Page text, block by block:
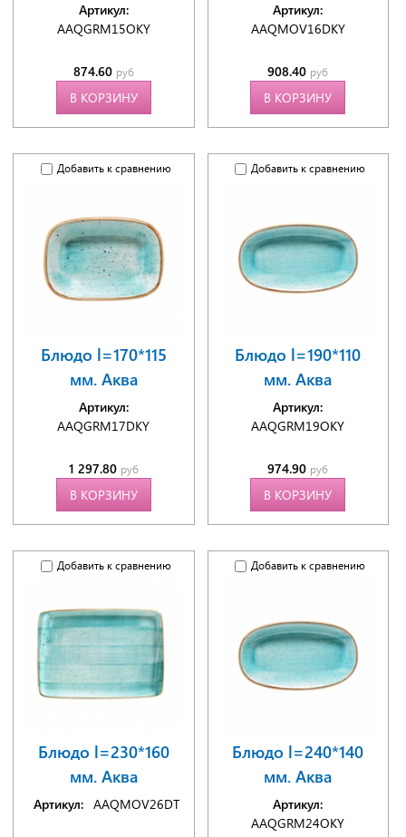
Артикул:
AAQGRM15OKY
874.60 руб
В КОРЗИНУ
Артикул:
AAQMOV16DKY
908.40 руб
В КОРЗИНУ
Добавить к сравнению
Блюдо l=170*115
мм. Аква
Артикул:
AAQGRM17DKY
1 297.80 руб
В КОРЗИНУ
Добавить к сравнению
Блюдо l=190*110
мм. Аква
Артикул:
AAQGRM19OKY
974.90 руб
В КОРЗИНУ
Добавить к сравнению
Блюдо l=230*160
мм. Аква
Артикул: AAQMOV26DT
Добавить к сравнению
Блюдо l=240*140
мм. Аква
Артикул:
AAQGRM24OKY